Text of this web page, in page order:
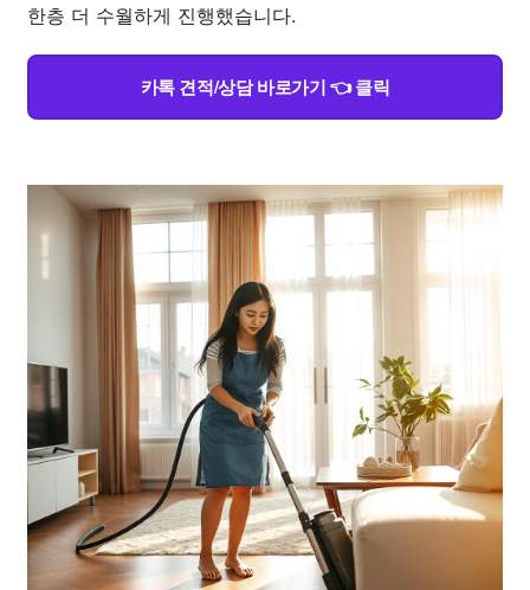
한층 더 수월하게 진행했습니다.
카톡 견적/상담 바로가기 👈 클릭